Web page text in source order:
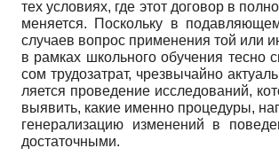
тех условиях, где этот договор в
меняется. Поскольку в
случаев вопрос применения той или
в рамках школьного обучения тесно
сом трудозатрат, чрезвычайно
ляется проведение исследований,
выявить, какие именно процедуры,
генерализацию изменений в
достаточными.